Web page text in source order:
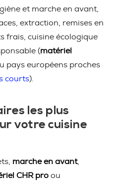
et marche en avant,
extraction, remises en
frais, cuisine écologique
(matériel
pays européens proches
courts).
les plus
votre cuisine
marche en avant,
CHR pro ou